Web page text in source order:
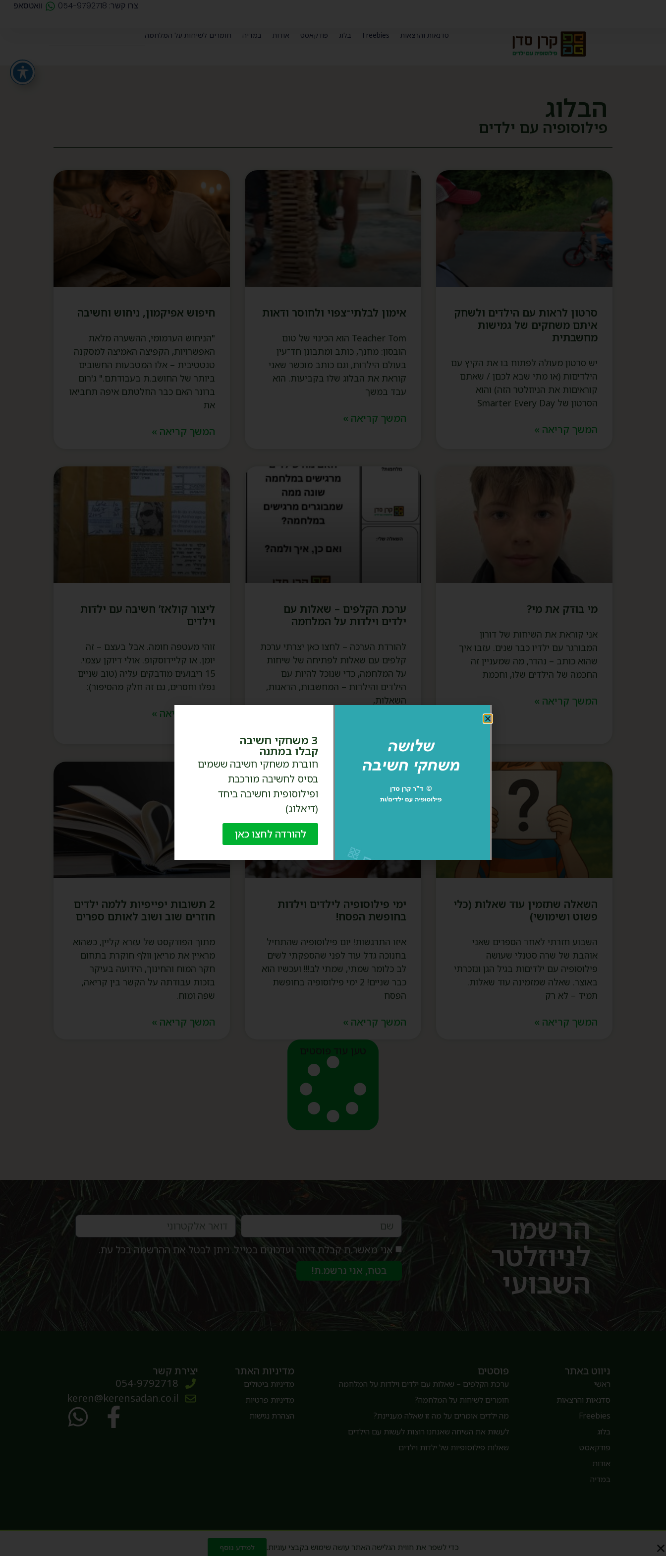
צרו קשר: 054-9792718 וואטסאפ
סדנאות והרצאות Freebies בלוג פודקאסט אודות במדיה חומרים לשיחות על המלחמה
הבלוג
פילוסופיה עם ילדים
סרטון לראות עם הילדים ולשחק
איתם משחקים של גמישות
מחשבתית
יש סרטון מעולה לפתוח בו את הקיץ עם
הילדיםות (או מתי שבא לכםן / שאתם
קוראיםות את הניוזלטר הזה) והוא
הסרטון של Smarter Every Day
המשך קריאה »
אימון לבלתי־צפוי ולחוסר ודאות
Teacher Tom הוא הכינוי של טום
הובסון: מחנך, כותב ומתבונן חד־עין
בעולם הילדות, וגם כותב מוכשר שאני
קוראת את הבלוג שלו בקביעות. הוא
עבד במשך
המשך קריאה »
חיפוש אפיקמון, ניחוש וחשיבה
"הניחוש הערמומי, ההשערה מלאת
האפשרויות, הקפיצה האמיצה למסקנה
טנטטיבית – אלו המטבעות החשובים
ביותר של החושב.ת בעבודתם." ג'רום
ברונר האם כבר החלטתם איפה תחביאו
את
המשך קריאה »
מי בודק את מי?
אני קוראת את השיחות של דורון
המבורגר עם ילדיו כבר שנים. עזבו איך
שהוא כותב – נהדר, מה שמעניין זה
החכמה של הילדים שלו, וחכמת
המשך קריאה »
ערכת הקלפים – שאלות עם
ילדים וילדות על המלחמה
להורדת הערכה – לחצו כאן יצרתי ערכת
קלפים עם שאלות לפתיחה של שיחות
על המלחמה, כדי שנוכל להיות עם
הילדים והילדות – המחשבות, הדאגות,
השאלות,
ליצור קולאז’ חשיבה עם ילדות
וילדים
זוהי מעטפה חומה. אבל בעצם – זה
יומן. או קליידוסקופ. אולי דיוקן עצמי.
15 ריבועים מודבקים עליה (טוב שניים
נפלו וחסרים, גם זה חלק מהסיפור):
המשך קריאה »
השאלה שתזמין עוד שאלות (כלי
פשוט ושימושי)
השבוע חזרתי לאחד הספרים שאני
אוהבת של שרה סטנלי שעושה
פילוסופיה עם ילדיםות בגיל הגן ונזכרתי
באוצר. שאלה שמזמינה עוד שאלות.
תמיד – לא רק
המשך קריאה »
ימי פילוסופיה לילדים וילדות
בחופשת הפסח!
איזו התרגשות! יום פילוסופיה שהתחיל
בחנוכה גדל עוד לפני שהספקתי לשים
לב כלומר שמתי, שמתי לב!!! ועכשיו הוא
כבר שניים! 2 ימי פילוסופיה בחופשת
הפסח
המשך קריאה »
2 תשובות יפייפיות ללמה ילדים
חוזרים שוב ושוב לאותם ספרים
מתוך הפודקסט של עזרא קליין, כשהוא
מראיין את מריאן וולף חוקרת בתחום
חקר המוח והחינוך, הידועה בעיקר
בזכות עבודתה על הקשר בין קריאה,
שפה ומוח.
המשך קריאה »
טען עוד פוסטים
הרשמו
לניוזלטר
השבועי
אני מאשר.ת קבלת דיוור ועדכונים במייל. ניתן לבטל את ההרשמה בכל עת.
בטח, אני נרשמ.ת!
ניווט באתר
ראשי
סדנאות והרצאות
Freebies
בלוג
פודקאסט
אודות
במדיה
פוסטים
ערכת הקלפים – שאלות עם ילדים וילדות על המלחמה
חומרים לשיחות על המלחמה?
מה ילדים אומרים על מה זו שאלה מעניינת?
לעשות את השיחה שאנחנו רוצות לעשות עם הילדים
שאלות פילוסופיות של ילדות וילדים
מדיניות האתר
מדיניות ביטולים
מדיניות פרטיות
הצהרת נגישות
יצירת קשר
054-9792718
keren@kerensadan.co.il
כדי לשפר את חווית הגלישה האתר עושה שימוש בקבצי עוגיות. למידע נוסף
3 משחקי חשיבה
קבלו במתנה
חוברת משחקי חשיבה ששמים
בסיס לחשיבה מורכבת
ופילוסופית וחשיבה ביחד
(דיאלוג)
להורדה לחצו כאן